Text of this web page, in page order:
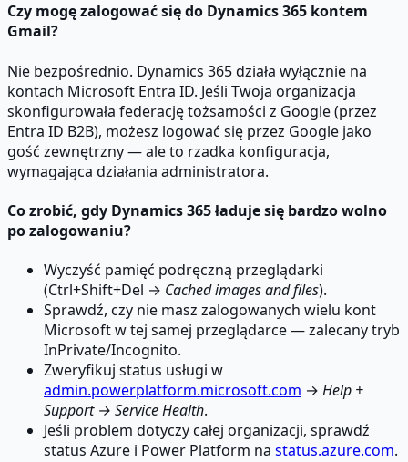
Czy mogę zalogować się do Dynamics 365 kontem
Gmail?
Nie bezpośrednio. Dynamics 365 działa wyłącznie na
kontach Microsoft Entra ID. Jeśli Twoja organizacja
skonfigurowała federację tożsamości z Google (przez
Entra ID B2B), możesz logować się przez Google jako
gość zewnętrzny — ale to rzadka konfiguracja,
wymagająca działania administratora.
Co zrobić, gdy Dynamics 365 ładuje się bardzo wolno
po zalogowaniu?
Wyczyść pamięć podręczną przeglądarki
(Ctrl+Shift+Del → Cached images and files).
Sprawdź, czy nie masz zalogowanych wielu kont
Microsoft w tej samej przeglądarce — zalecany tryb
InPrivate/Incognito.
Zweryfikuj status usługi w
admin.powerplatform.microsoft.com → Help +
Support → Service Health.
Jeśli problem dotyczy całej organizacji, sprawdź
status Azure i Power Platform na status.azure.com.